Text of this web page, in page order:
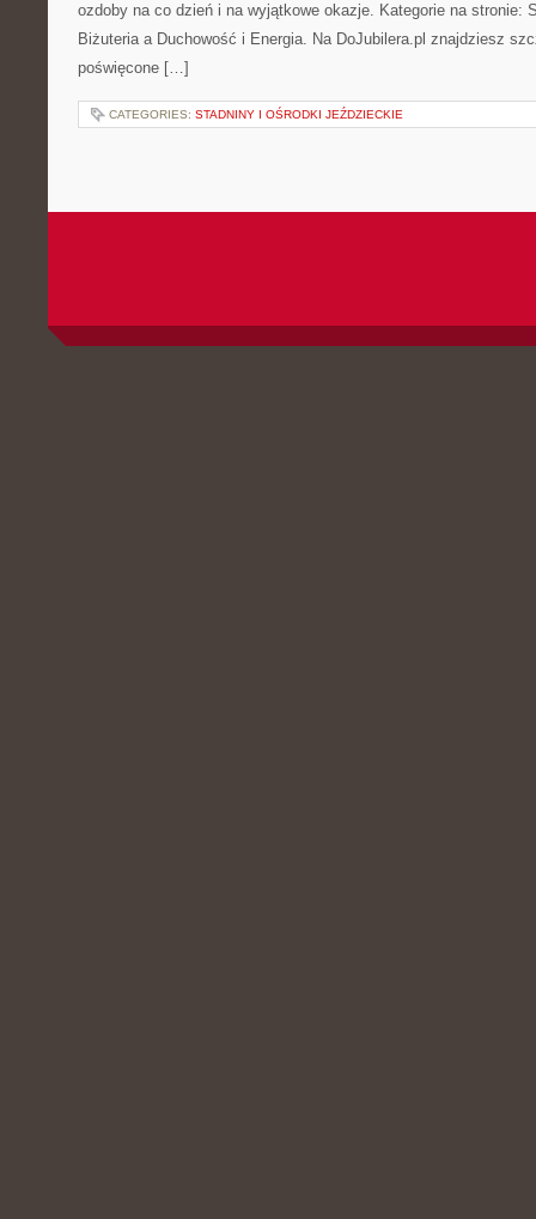
ozdoby na co dzień i na wyjątkowe okazje. Kategorie na stronie:
Biżuteria a Duchowość i Energia. Na DoJubilera.pl znajdziesz
poświęcone […]
CATEGORIES: STADNINY I OŚRODKI JEŹDZIECKIE